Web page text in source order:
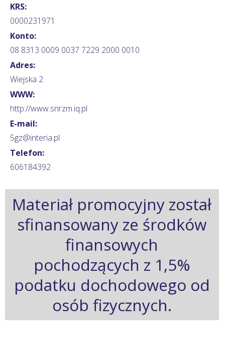
KRS:
0000231971
Konto:
08 8313 0009 0037 7229 2000 0010
Adres:
Wiejska 2
WWW:
http://www.snrzm.iq.pl
E-mail:
5gz@interia.pl
Telefon:
606184392
Materiał promocyjny został
sfinansowany ze środków
finansowych
pochodzących z 1,5%
podatku dochodowego od
osób fizycznych.